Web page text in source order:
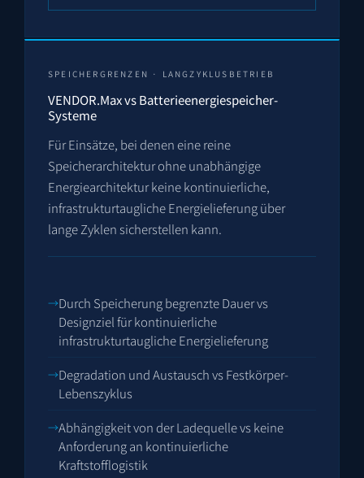
SPEICHERGRENZEN · LANGZYKLUSBETRIEB
VENDOR.Max vs Batterieenergiespeicher-
Systeme
Für Einsätze, bei denen eine reine
Speicherarchitektur ohne unabhängige
Energiearchitektur keine kontinuierliche,
infrastrukturtaugliche Energielieferung über
lange Zyklen sicherstellen kann.
Durch Speicherung begrenzte Dauer vs
Designziel für kontinuierliche
infrastrukturtaugliche Energielieferung
Degradation und Austausch vs Festkörper-
Lebenszyklus
Abhängigkeit von der Ladequelle vs keine
Anforderung an kontinuierliche
Kraftstofflogistik